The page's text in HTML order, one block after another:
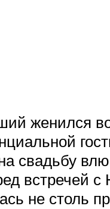
женился
свадьбу
встречей
не столь